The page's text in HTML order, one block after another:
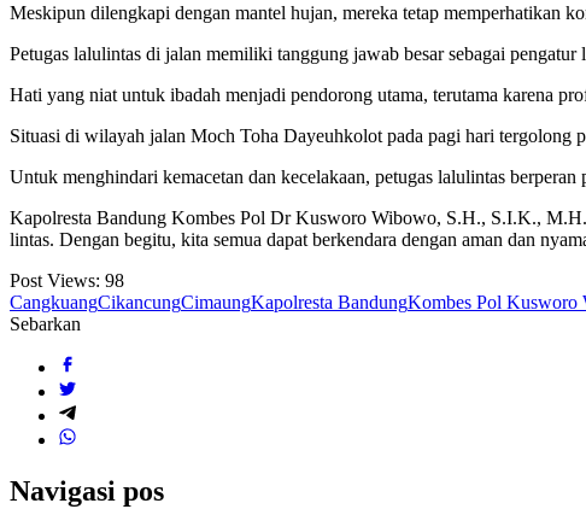
Meskipun dilengkapi dengan mantel hujan, mereka tetap memperhatikan
Petugas lalulintas di jalan memiliki tanggung jawab besar sebagai
Hati yang niat untuk ibadah menjadi pendorong utama, terutama karena
Situasi di wilayah jalan Moch Toha Dayeuhkolot pada pagi hari tergolong
Untuk menghindari kemacetan dan kecelakaan, petugas lalulintas
Kapolresta Bandung Kombes Pol Dr Kusworo Wibowo, S.H., S.I.K.,
lintas. Dengan begitu, kita semua dapat berkendara dengan aman dan
Post Views: 98
CangkuangCikancungCimaungKapolresta BandungKombes Pol
Sebarkan
Navigasi pos